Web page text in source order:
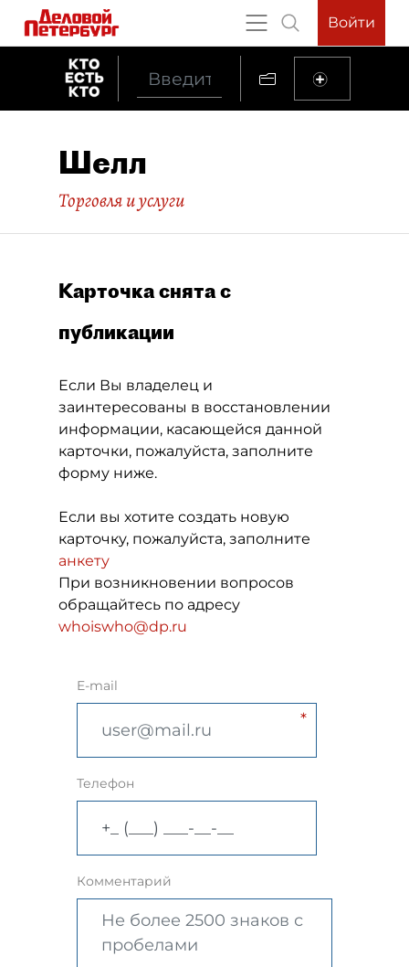
Войти
Шелл
Торговля и услуги
Карточка снята с
публикации
Если Вы владелец и
заинтересованы в восстановлении
информации, касающейся данной
карточки, пожалуйста, заполните
форму ниже.
Если вы хотите создать новую
карточку, пожалуйста, заполните
анкету
При возникновении вопросов
обращайтесь по адресу
whoiswho@dp.ru
E-mail
Телефон
Комментарий